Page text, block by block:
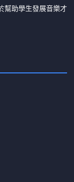
幫助學生發展音樂才